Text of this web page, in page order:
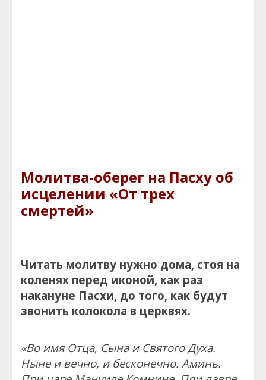
Молитва-оберег на Пасху об
исцелении «От трех
смертей»
Читать молитву нужно дома, стоя на
коленях перед иконой, как раз
накануне Пасхи, до того, как будут
звонить колокола в церквях.
«Во имя Отца, Сына и Святого Духа.
Ныне и вечно, и бесконечно. Аминь.